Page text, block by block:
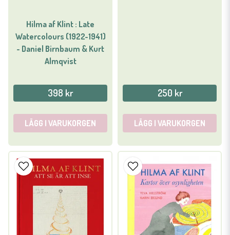
Hilma af Klint : Late
Watercolours (1922-1941)
- Daniel Birnbaum & Kurt
Almqvist
398 kr
LÄGG I VARUKORGEN
250 kr
LÄGG I VARUKORGEN